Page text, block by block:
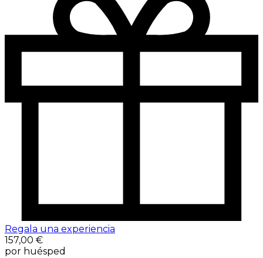
Regala una experiencia
157,00 €
por huésped